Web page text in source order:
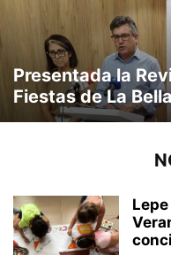
Presentada la
Fiestas de La